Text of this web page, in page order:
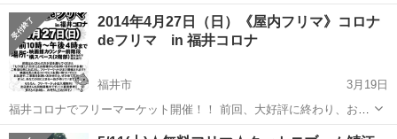
軸・油絵・版画・古陶器 格安にて放出いたします。
福井 福井市 八ツ島駅 フリーマーケット ガレージ
2014年4月27日（日）《屋内フリマ》コロナ
deフリマ in 福井コロナ
福井市
3月19日
福井コロナでフリーマーケット開催！！ 前回、大好評に終わり、お客
様より 「またやってほしい！」 とのお問い合わせにお応えして また
福井 福井市 フリーマーケット コロナ